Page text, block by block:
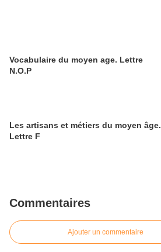
Vocabulaire du moyen age. Lettre
N.O.P
Les artisans et métiers du moyen âge.
Lettre F
Commentaires
Ajouter un commentaire